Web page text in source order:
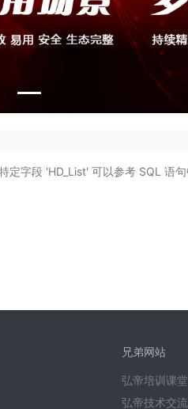
字段 'HD_List' 可以参考 SQL 语句
兄弟网站
弘帝培训课堂
弘帝技术交